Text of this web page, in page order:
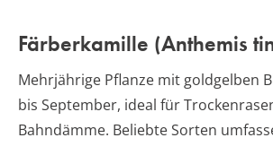
Färberkamille (Anthemis
Mehrjährige Pflanze mit goldgelben
bis September, ideal für
Bahndämme. Beliebte Sorten